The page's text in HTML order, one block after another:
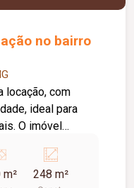
no bairro
locação, com
ideal para
O imóvel
04 veículos,
07 metros,
248 m²